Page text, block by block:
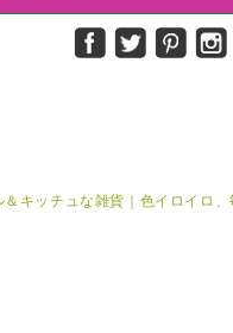
キッチュな雑貨｜色イロイロ、